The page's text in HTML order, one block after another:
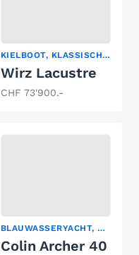
KIELBOOT, KLASSISCHE SEGELYACHT
Wirz Lacustre
CHF 73'900.-
BLAUWASSERYACHT, CENTER COCKPIT, KIELBOOT
Colin Archer 40